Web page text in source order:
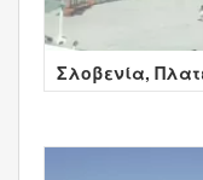
Σλοβενία,